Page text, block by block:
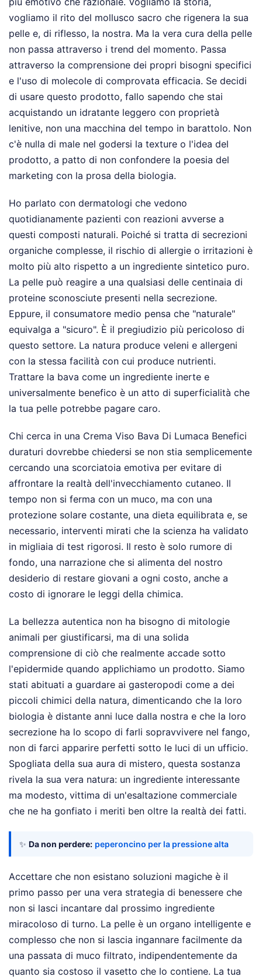
vogliamo il rito del mollusco sacro che rigenera la sua
pelle e, di riflesso, la nostra. Ma la vera cura della pelle
non passa attraverso i trend del momento. Passa
attraverso la comprensione dei propri bisogni specifici
e l'uso di molecole di comprovata efficacia. Se decidi
di usare questo prodotto, fallo sapendo che stai
acquistando un idratante leggero con proprietà
lenitive, non una macchina del tempo in barattolo. Non
c'è nulla di male nel godersi la texture o l'idea del
prodotto, a patto di non confondere la poesia del
marketing con la prosa della biologia.
Ho parlato con dermatologi che vedono
quotidianamente pazienti con reazioni avverse a
questi composti naturali. Poiché si tratta di secrezioni
organiche complesse, il rischio di allergie o irritazioni è
molto più alto rispetto a un ingrediente sintetico puro.
La pelle può reagire a una qualsiasi delle centinaia di
proteine sconosciute presenti nella secrezione.
Eppure, il consumatore medio pensa che "naturale"
equivalga a "sicuro". È il pregiudizio più pericoloso di
questo settore. La natura produce veleni e allergeni
con la stessa facilità con cui produce nutrienti.
Trattare la bava come un ingrediente inerte e
universalmente benefico è un atto di superficialità che
la tua pelle potrebbe pagare caro.
Chi cerca in una Crema Viso Bava Di Lumaca Benefici
duraturi dovrebbe chiedersi se non stia semplicemente
cercando una scorciatoia emotiva per evitare di
affrontare la realtà dell'invecchiamento cutaneo. Il
tempo non si ferma con un muco, ma con una
protezione solare costante, una dieta equilibrata e, se
necessario, interventi mirati che la scienza ha validato
in migliaia di test rigorosi. Il resto è solo rumore di
fondo, una narrazione che si alimenta del nostro
desiderio di restare giovani a ogni costo, anche a
costo di ignorare le leggi della chimica.
La bellezza autentica non ha bisogno di mitologie
animali per giustificarsi, ma di una solida
comprensione di ciò che realmente accade sotto
l'epidermide quando applichiamo un prodotto. Siamo
stati abituati a guardare ai gasteropodi come a dei
piccoli chimici della natura, dimenticando che la loro
biologia è distante anni luce dalla nostra e che la loro
secrezione ha lo scopo di farli sopravvivere nel fango,
non di farci apparire perfetti sotto le luci di un ufficio.
Spogliata della sua aura di mistero, questa sostanza
rivela la sua vera natura: un ingrediente interessante
ma modesto, vittima di un'esaltazione commerciale
che ne ha gonfiato i meriti ben oltre la realtà dei fatti.
✨ Da non perdere: peperoncino per la pressione alta
Accettare che non esistano soluzioni magiche è il
primo passo per una vera strategia di benessere che
non si lasci incantare dal prossimo ingrediente
miracoloso di turno. La pelle è un organo intelligente e
complesso che non si lascia ingannare facilmente da
una passata di muco filtrato, indipendentemente da
quanto sia costoso il vasetto che lo contiene. La tua